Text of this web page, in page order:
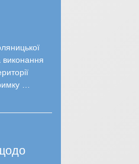
виконання
…